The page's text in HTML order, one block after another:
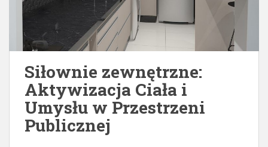
Siłownie zewnętrzne:
Aktywizacja Ciała i
Umysłu w Przestrzeni
Publicznej